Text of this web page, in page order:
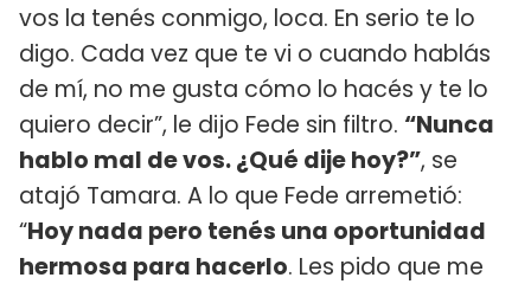
vos la tenés conmigo, loca. En serio te lo
digo. Cada vez que te vi o cuando hablás
de mí, no me gusta cómo lo hacés y te lo
quiero decir”, le dijo Fede sin filtro. “Nunca
hablo mal de vos. ¿Qué dije hoy?”, se
atajó Tamara. A lo que Fede arremetió:
“Hoy nada pero tenés una oportunidad
hermosa para hacerlo. Les pido que me